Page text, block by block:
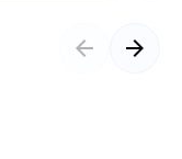
arrow_back arrow_forward